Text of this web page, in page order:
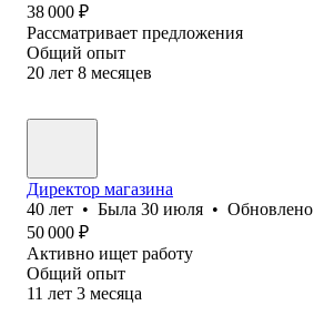
38 000 ₽
Рассматривает предложения
Общий опыт
20 лет 8 месяцев
Директор магазина
40 лет • Была 30 июля • Обновлено
50 000 ₽
Активно ищет работу
Общий опыт
11 лет 3 месяца